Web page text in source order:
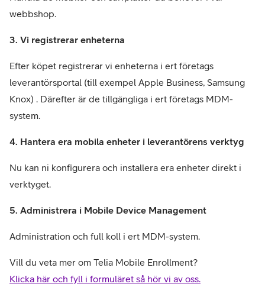
webbshop.
3. Vi registrerar enheterna
Efter köpet registrerar vi enheterna i ert företags
leverantörsportal (till exempel Apple Business, Samsung
Knox) . Därefter är de tillgängliga i ert företags MDM-
system.
4. Hantera era mobila enheter i leverantörens verktyg
Nu kan ni konfigurera och installera era enheter direkt i
verktyget.
5. Administrera i Mobile Device Management
Administration och full koll i ert MDM-system.
Vill du veta mer om Telia Mobile Enrollment?
Klicka här och fyll i formuläret så hör vi av oss.